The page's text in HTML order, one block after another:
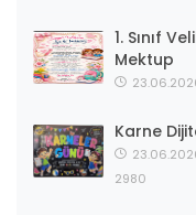
1. Sınıf
Mektup
Karne
2980